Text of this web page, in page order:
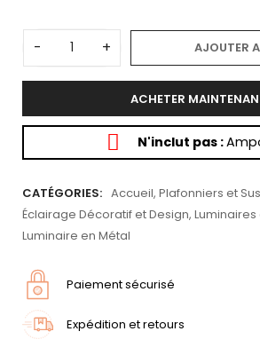
- + AJOUTER
ACHETER
N'inclut pas :
CATÉGORIES: Accueil, Plafonniers et
Éclairage Décoratif et Design,
Luminaire en Métal
Paiement sécurisé
Expédition et retours